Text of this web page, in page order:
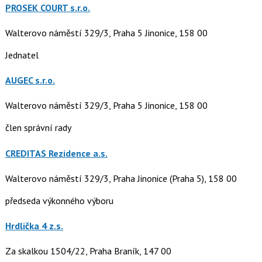
PROSEK COURT s.r.o.
Walterovo náměstí 329/3, Praha 5 Jinonice, 158 00
Jednatel
AUGEC s.r.o.
Walterovo náměstí 329/3, Praha 5 Jinonice, 158 00
člen správní rady
CREDITAS Rezidence a.s.
Walterovo náměstí 329/3, Praha Jinonice (Praha 5), 158 00
předseda výkonného výboru
Hrdlička 4 z.s.
Za skalkou 1504/22, Praha Braník, 147 00